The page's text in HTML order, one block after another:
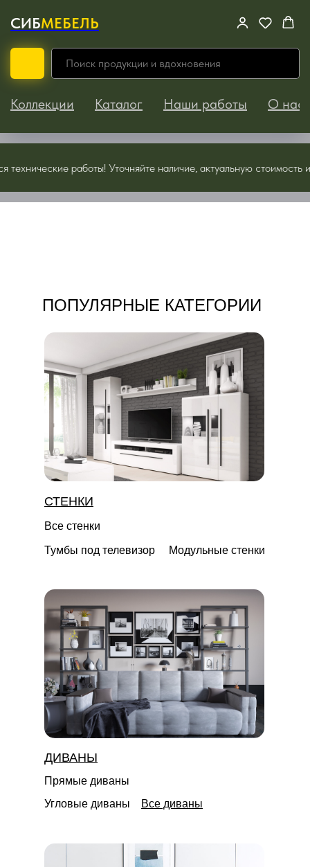
СИБМЕБЕЛЬ
Коллекции Каталог Наши работы О нас
работы! Уточняйте наличие, актуальную стоимость и
ПОПУЛЯРНЫЕ КАТЕГОРИИ
СТЕНКИ
Модульные стенки
Тумбы под телевизор
Все стенки
ДИВАНЫ
Прямые диваны
Угловые диваны
Все диваны